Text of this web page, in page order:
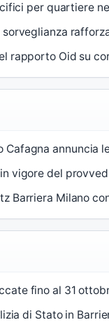
per quartiere
rapporto Oid su
annuncia
vigore del
Barriera Milano
fino al 31
di Stato in